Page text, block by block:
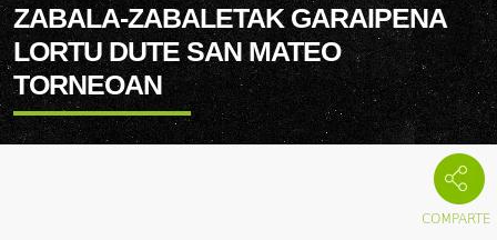
ZABALA-ZABALETAK GARAIPENA
LORTU DUTE SAN MATEO
TORNEOAN